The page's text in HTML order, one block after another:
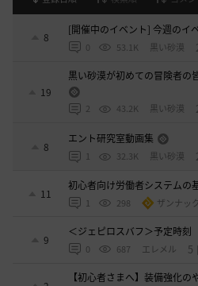
8
[開催中のイベント] 今週のイ
0 53.1K 黒い砂漠
19
黒い砂漠が初めての冒険者の
2 43.2K 黒い砂漠
8
エント研究室動画集
1 32.3K 黒い砂漠
11
初心者向け労働者システムの
1 298 ザンナッ
9
＜ジェピロスバフ＞予定時
0 687 エレメル 5
【初心者さまへ】装備強化の